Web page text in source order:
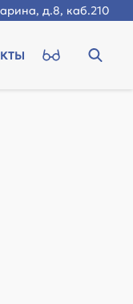
д.8, каб.210